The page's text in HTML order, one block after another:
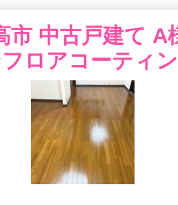
市 中古戸建て A
ロアコーティ